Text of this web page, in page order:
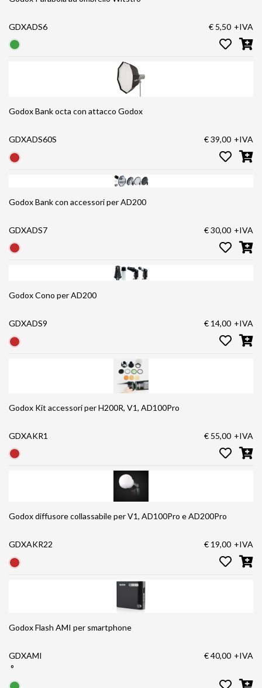
GDXADS6 € 5,50 +IVA
Godox Bank octa con attacco Godox
GDXADS60S € 39,00 +IVA
Godox Bank con accessori per AD200
GDXADS7 € 30,00 +IVA
Godox Cono per AD200
GDXADS9 € 14,00 +IVA
Godox Kit accessori per H200R, V1, AD100Pro
GDXAKR1 € 55,00 +IVA
Godox diffusore collassabile per V1, AD100Pro e AD200Pro
GDXAKR22 € 19,00 +IVA
Godox Flash AMI per smartphone
GDXAMI
°
€ 40,00 +IVA